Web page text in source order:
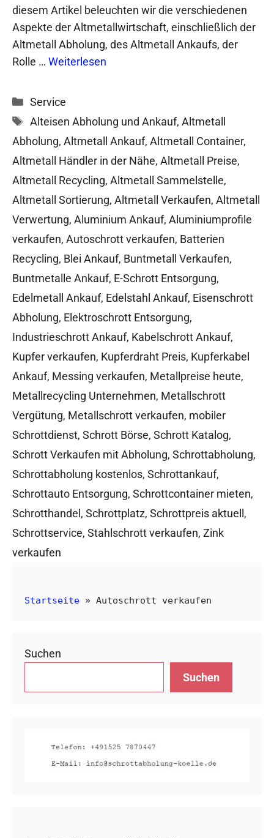
diesem Artikel beleuchten wir die verschiedenen
Aspekte der Altmetallwirtschaft, einschließlich der
Altmetall Abholung, des Altmetall Ankaufs, der
Rolle … Weiterlesen
Kategorien
Service
Schlagwörter
Alteisen Abholung und Ankauf, Altmetall
Abholung, Altmetall Ankauf, Altmetall Container,
Altmetall Händler in der Nähe, Altmetall Preise,
Altmetall Recycling, Altmetall Sammelstelle,
Altmetall Sortierung, Altmetall Verkaufen, Altmetall
Verwertung, Aluminium Ankauf, Aluminiumprofile
verkaufen, Autoschrott verkaufen, Batterien
Recycling, Blei Ankauf, Buntmetall Verkaufen,
Buntmetalle Ankauf, E-Schrott Entsorgung,
Edelmetall Ankauf, Edelstahl Ankauf, Eisenschrott
Abholung, Elektroschrott Entsorgung,
Industrieschrott Ankauf, Kabelschrott Ankauf,
Kupfer verkaufen, Kupferdraht Preis, Kupferkabel
Ankauf, Messing verkaufen, Metallpreise heute,
Metallrecycling Unternehmen, Metallschrott
Vergütung, Metallschrott verkaufen, mobiler
Schrottdienst, Schrott Börse, Schrott Katalog,
Schrott Verkaufen mit Abholung, Schrottabholung,
Schrottabholung kostenlos, Schrottankauf,
Schrottauto Entsorgung, Schrottcontainer mieten,
Schrotthandel , Schrottplatz, Schrottpreis aktuell ,
Schrottservice, Stahlschrott verkaufen, Zink
verkaufen
Startseite » Autoschrott verkaufen
Suchen
Suchen